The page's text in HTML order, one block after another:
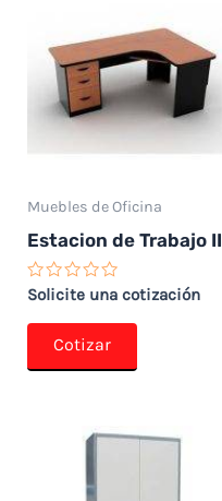
Muebles de Oficina
Estacion de Trabajo II
Valorado
0
Solicite una cotización
Cotizar